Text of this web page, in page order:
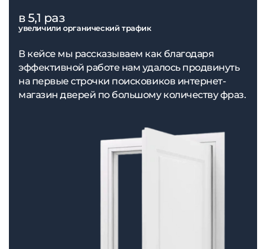
в 5,1 раз
увеличили органический трафик
В кейсе мы рассказываем как благодаря
эффективной работе нам удалось продвинуть
на первые строчки поисковиков интернет-
магазин дверей по большому количеству фраз.